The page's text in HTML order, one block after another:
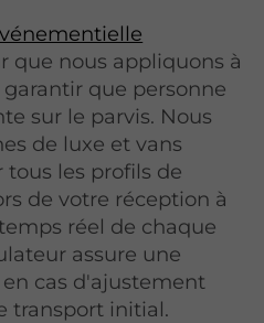
que nous appliquons à
que personne
sur le parvis. Nous
de luxe et vans
les profils de
de votre réception à
réel de chaque
assure une
cas d'ajustement
transport initial.